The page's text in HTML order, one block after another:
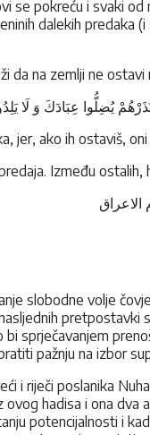
se pokreću i svaki
dalekih
na zemlji ne
يُضِلُّوا عِبَادَكَ وَ لَا
jer, ako ih ostaviš,
Između ostalih,
slobodne volje
sprječavanjem
pažnju na izbor
i riječi poslanika
hadisa i ona
potencijalnosti i